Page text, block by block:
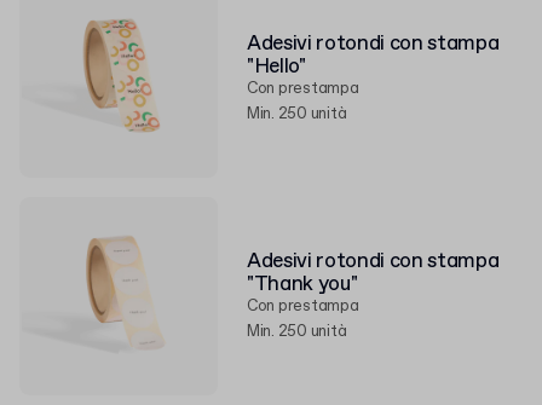
Adesivi rotondi con stampa
"Hello"
Con prestampa
Min. 250 unità
Adesivi rotondi con stampa
"Thank you"
Con prestampa
Min. 250 unità